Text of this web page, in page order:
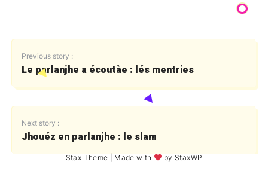
Previous story :
Le parlanjhe a écoutàe : lés mentries
Next story :
Jhouéz en parlanjhe : le slam
Stax Theme | Made with by StaxWP